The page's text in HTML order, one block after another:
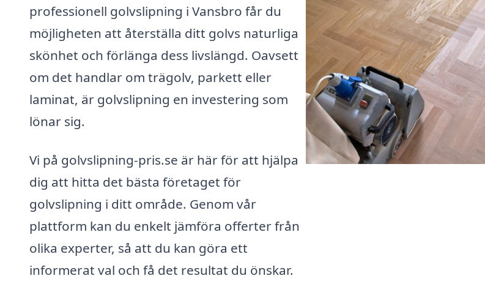
professionell golvslipning i Vansbro får du
möjligheten att återställa ditt golvs naturliga
skönhet och förlänga dess livslängd. Oavsett
om det handlar om trägolv, parkett eller
laminat, är golvslipning en investering som
lönar sig.
Vi på golvslipning-pris.se är här för att hjälpa
dig att hitta det bästa företaget för
golvslipning i ditt område. Genom vår
plattform kan du enkelt jämföra offerter från
olika experter, så att du kan göra ett
informerat val och få det resultat du önskar.